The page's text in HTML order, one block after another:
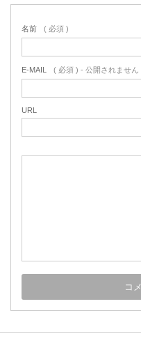
名前 ( 必須 )
E-MAIL ( 必須 ) - 公開されません
URL